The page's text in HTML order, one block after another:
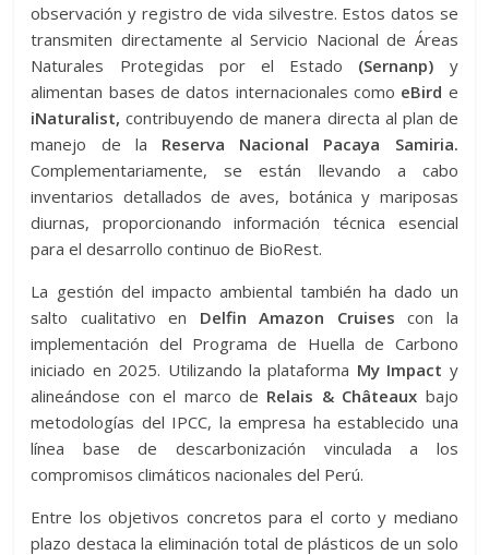
observación y registro de vida silvestre. Estos datos se
transmiten directamente al Servicio Nacional de Áreas
Naturales Protegidas por el Estado (Sernanp) y
alimentan bases de datos internacionales como eBird e
iNaturalist, contribuyendo de manera directa al plan de
manejo de la Reserva Nacional Pacaya Samiria.
Complementariamente, se están llevando a cabo
inventarios detallados de aves, botánica y mariposas
diurnas, proporcionando información técnica esencial
para el desarrollo continuo de BioRest.
La gestión del impacto ambiental también ha dado un
salto cualitativo en Delfin Amazon Cruisescon la
implementación del Programa de Huella de Carbono
iniciado en 2025. Utilizando la plataforma My Impact y
alineándose con el marco de Relais & Châteaux bajo
metodologías del IPCC, la empresa ha establecido una
línea base de descarbonización vinculada a los
compromisos climáticos nacionales del Perú.
Entre los objetivos concretos para el corto y mediano
plazo destaca la eliminación total de plásticos de un solo